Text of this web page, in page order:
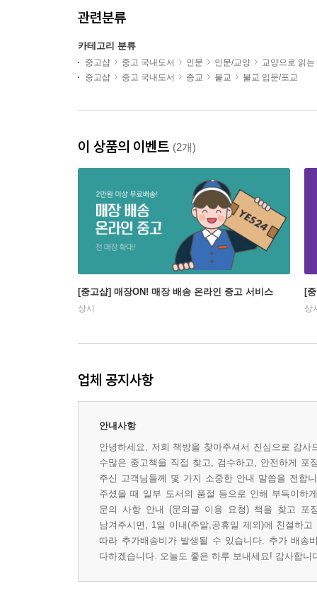
관련분류
카테고리 분류
중고샵 중고 국내도서 인문 인문/교양
교양으로 읽는
중고샵
중고 국내도서 종교 불교 불교 입문/포교
이 상품의 이벤트 (2개)
[중고샵] 매장ON! 매장 배송 온라인 중고 서비스
상시
[
상
업체 공지사항
안내사항
안녕하세요, 저희 책방을 찾아주셔서 진심으로 감
수많은 중고책을 직접 찾고, 검수하고, 안전하게
주신 고객님들께 몇 가지 소중한 안내 말씀을 전합
주셨을 때 일부 도서의 품절 등으로 인해 부득이하
문의 사항 안내 (문의글 이용 요청) 책을 찾고 포
남겨주시면, 1일 이내(주말,공휴일 제외)에 친절하
따라 추가배송비가 발생될 수 있습니다. 추가 배송
다하겠습니다. 오늘도 좋은 하루 보내세요! 감사합니